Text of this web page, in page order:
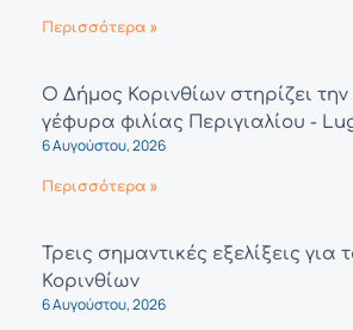
Περισσότερα »
Ο Δήμος Κορινθίων στηρίζει την
γέφυρα φιλίας Περιγιαλίου -
6 Αυγούστου, 2026
Περισσότερα »
Τρεις σημαντικές εξελίξεις για
Κορινθίων
6 Αυγούστου, 2026